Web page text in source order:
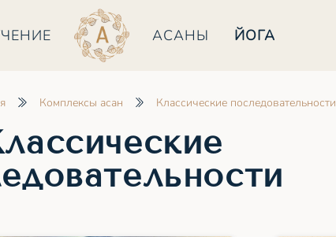
АСАНЫ ЙОГА
Комплексы асан Классические последовательности